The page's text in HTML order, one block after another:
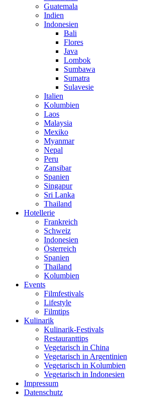
Guatemala
Indien
Indonesien
Bali
Flores
Java
Lombok
Sumbawa
Sumatra
Sulavesie
Italien
Kolumbien
Laos
Malaysia
Mexiko
Myanmar
Nepal
Peru
Zansibar
Spanien
Singapur
Sri Lanka
Thailand
Hotellerie
Frankreich
Schweiz
Indonesien
Österreich
Spanien
Thailand
Kolumbien
Events
Filmfestivals
Lifestyle
Filmtips
Kulinarik
Kulinarik-Festivals
Restauranttips
Vegetarisch in China
Vegetarisch in Argentinien
Vegetarisch in Kolumbien
Vegetarisch in Indonesien
Impressum
Datenschutz